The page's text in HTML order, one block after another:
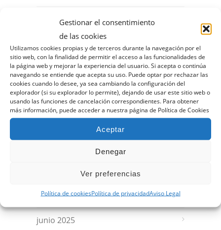
Gestionar el consentimiento
de las cookies
Utilizamos cookies propias y de terceros durante la navegación por el
sitio web, con la finalidad de permitir el acceso a las funcionalidades de
la página web y mejorar la experiencia del usuario. Si acepta o continúa
navegando se entiende que acepta su uso. Puede optar por rechazar las
cookies cuando lo desee, ya sea cambiando la configuración del
explorador (si su explorador lo permite), dejando de usar este sitio web o
usando las funciones de cancelación correspondientes. Para obtener
más información, puede acceder a nuestra página de Política de Cookies
Aceptar
Denegar
Ver preferencias
Política de cookiesPolítica de privacidadAviso Legal
febrero 2026
enero 2026
diciembre 2025
noviembre 2025
octubre 2025
agosto 2025
julio 2025
junio 2025